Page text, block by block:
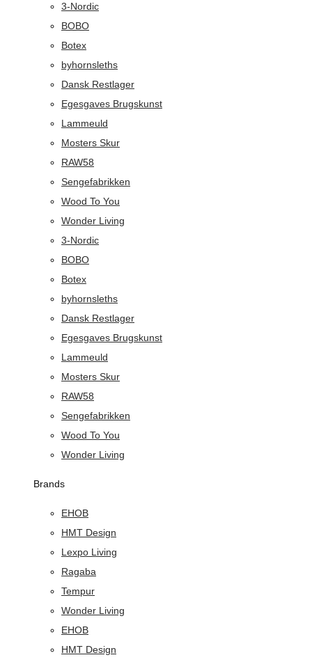
3-Nordic
BOBO
Botex
byhornsleths
Dansk Restlager
Egesgaves Brugskunst
Lammeuld
Mosters Skur
RAW58
Sengefabrikken
Wood To You
Wonder Living
3-Nordic
BOBO
Botex
byhornsleths
Dansk Restlager
Egesgaves Brugskunst
Lammeuld
Mosters Skur
RAW58
Sengefabrikken
Wood To You
Wonder Living
Brands
EHOB
HMT Design
Lexpo Living
Ragaba
Tempur
Wonder Living
EHOB
HMT Design